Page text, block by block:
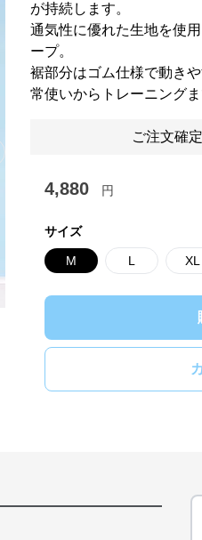
slide
が持続します。
通気性に優れた生地を使
ープ。
裾部分はゴム仕様で動き
常使いからトレーニング
ご注文確
4,880 円
サイズ
M L XL